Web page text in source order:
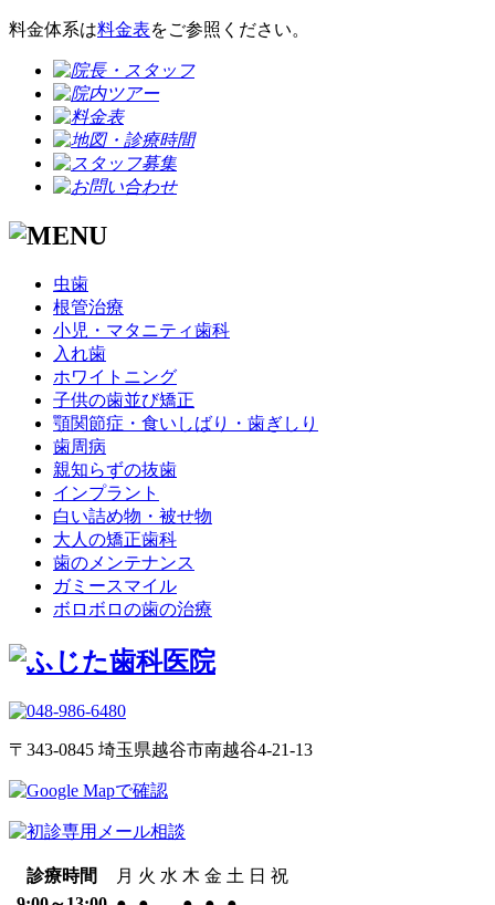
料金体系は料金表をご参照ください。
虫歯
根管治療
小児・マタニティ歯科
入れ歯
ホワイトニング
子供の歯並び矯正
顎関節症・食いしばり・歯ぎしり
歯周病
親知らずの抜歯
インプラント
白い詰め物・被せ物
大人の矯正歯科
歯のメンテナンス
ガミースマイル
ボロボロの歯の治療
〒343-0845 埼玉県越谷市南越谷4-21-13
診療時間 月 火 水 木 金 土 日 祝